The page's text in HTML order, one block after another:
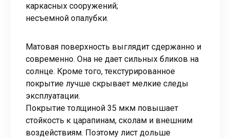
каркасных сооружений;
несъемной опалубки.
Матовая поверхность выглядит сдержанно и
современно. Она не дает сильных бликов на
солнце. Кроме того, текстурированное
покрытие лучше скрывает мелкие следы
эксплуатации.
Покрытие толщиной 35 мкм повышает
стойкость к царапинам, сколам и внешним
воздействиям. Поэтому лист дольше